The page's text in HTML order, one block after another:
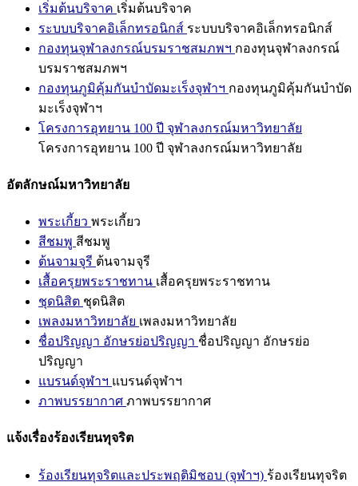
เริ่มต้นบริจาค เริ่มต้นบริจาค
ระบบบริจาคอิเล็กทรอนิกส์ ระบบบริจาคอิเล็กทรอนิกส์
กองทุนจุฬาลงกรณ์บรมราชสมภพฯ กองทุนจุฬาลงกรณ์
บรมราชสมภพฯ
กองทุนภูมิคุ้มกันบำบัดมะเร็งจุฬาฯ กองทุนภูมิคุ้มกันบำบัด
มะเร็งจุฬาฯ
โครงการอุทยาน 100 ปี จุฬาลงกรณ์มหาวิทยาลัย
โครงการอุทยาน 100 ปี จุฬาลงกรณ์มหาวิทยาลัย
อัตลักษณ์มหาวิทยาลัย
พระเกี้ยว พระเกี้ยว
สีชมพู สีชมพู
ต้นจามจุรี ต้นจามจุรี
เสื้อครุยพระราชทาน เสื้อครุยพระราชทาน
ชุดนิสิต ชุดนิสิต
เพลงมหาวิทยาลัย เพลงมหาวิทยาลัย
ชื่อปริญญา อักษรย่อปริญญา ชื่อปริญญา อักษรย่อ
ปริญญา
แบรนด์จุฬาฯ แบรนด์จุฬาฯ
ภาพบรรยากาศ ภาพบรรยากาศ
แจ้งเรื่องร้องเรียนทุจริต
ร้องเรียนทุจริตและประพฤติมิชอบ (จุฬาฯ) ร้องเรียนทุจริต